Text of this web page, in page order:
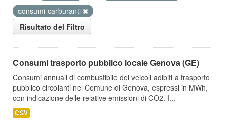
consumi-carburanti
Risultato del Filtro
Consumi trasporto pubblico locale Genova (GE)
Consumi annuali di combustibile dei veicoli adibiti a trasporto
pubblico circolanti nel Comune di Genova, espressi in MWh,
con indicazione delle relative emissioni di CO2. I...
CSV